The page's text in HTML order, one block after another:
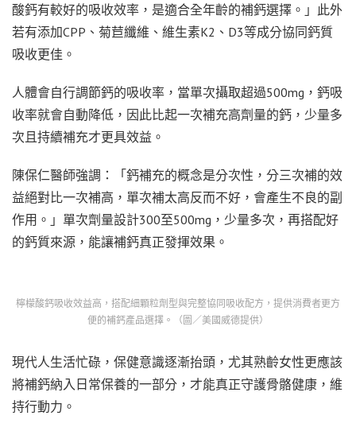
酸鈣有較好的吸收效率，是適合全年齡的補鈣選擇。」此外
若有添加CPP、菊苣纖維、維生素K2、D3等成分協同鈣質
吸收更佳。
人體會自行調節鈣的吸收率，當單次攝取超過500mg，鈣吸
收率就會自動降低，因此比起一次補充高劑量的鈣，少量多
次且持續補充才更具效益。
陳保仁醫師強調：「鈣補充的概念是分次性，分三次補的效
益絕對比一次補高，單次補太高反而不好，會產生不良的副
作用。」單次劑量設計300至500mg，少量多次，再搭配好
的鈣質來源，能讓補鈣真正發揮效果。
檸檬酸鈣吸收效益高，搭配細顆粒劑型與完整協同吸收配方，提供消費者更方
便的補鈣產品選擇。（圖／美國威德提供）
現代人生活忙碌，保健意識逐漸抬頭，尤其熟齡女性更應該
將補鈣納入日常保養的一部分，才能真正守護骨骼健康，維
持行動力。